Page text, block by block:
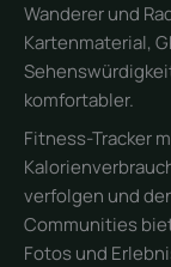
Wanderer und
Kartenmaterial,
komfortabler.
Fitness-Tracker
verfolgen und
Communities
Fotos und